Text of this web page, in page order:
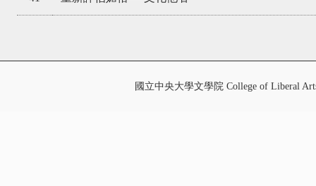
國立中央大學文學院 College of Liberal